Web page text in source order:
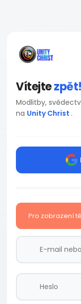
Vítejtezpět!
Modlitby,
na Unity Christ .
Pro zobrazení